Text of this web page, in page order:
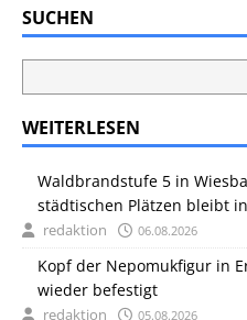
SUCHEN
WEITERLESEN
Waldbrandstufe 5 in
städtischen Plätzen bleibt
redaktion 06.08.2026
Kopf der Nepomukfigur in
wieder befestigt
redaktion 05.08.2026